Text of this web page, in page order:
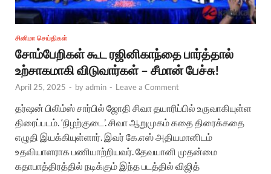
சினிமா செய்திகள்
சோம்பேறிகள் கூட ரஜினிகாந்தை பார்த்தால்
உற்சாகமாகி விடுவார்கள் – சீமான் பேச்சு!
April 25, 2025 - byadmin - Leave a Comment
தர்ஷன் பிலிம்ஸ் சார்பில் ஜோதி சிவா தயாரிப்பில் உருவாகியுள்ள
திரைப்படம். ‘நிழற்குடை’. சிவா ஆறுமுகம் கதை திரைக்கதை
எழுதி இயக்கியுள்ளார். இவர் கே.எஸ் அதியமானிடம்
உதவியாளராக பணியாற்றியவர். தேவயானி முதன்மை
கதாபாத்திரத்தில் நடிக்கும் இந்த படத்தில் விஜித்